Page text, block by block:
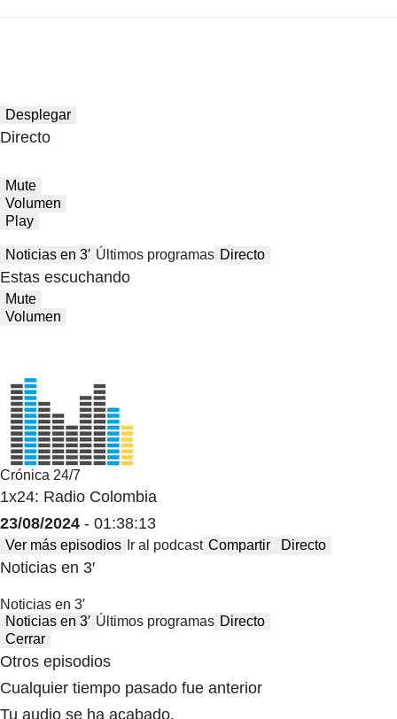
Desplegar
Directo
Mute
Volumen
Play
Noticias en 3′ Últimos programas Directo
Estas escuchando
Mute
Volumen
Crónica 24/7
1x24: Radio Colombia
23/08/2024 - 01:38:13
Ver más episodios Ir al podcast Compartir Directo
Noticias en 3′
Noticias en 3′
Noticias en 3′ Últimos programas Directo
Cerrar
Otros episodios
Cualquier tiempo pasado fue anterior
Tu audio se ha acabado.